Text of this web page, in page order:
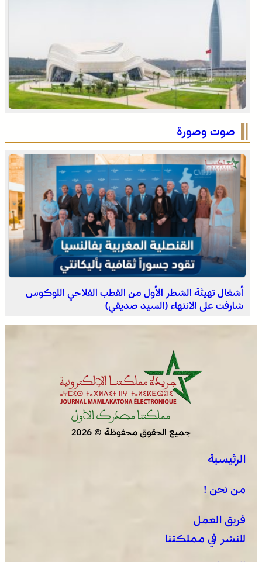
توقعات أحوال الطقس لليوم السبت
الأمازيغية بعد ربع قرن من خطاب أجدير”.. مهرجان “تيفاوين”
بتافراوت يناقش الحصيلة ورهانات المستقبل
صوت وصورة
أشغال تهيئة الشطر الأول من القطب الفلاحي اللوكوس
شارفت على الانتهاء (السيد صديقي)
جميع الحقوق محفوظة © 2026
الرئيسية
من نحن !
فريق العمل
للنشر في مملكتنا